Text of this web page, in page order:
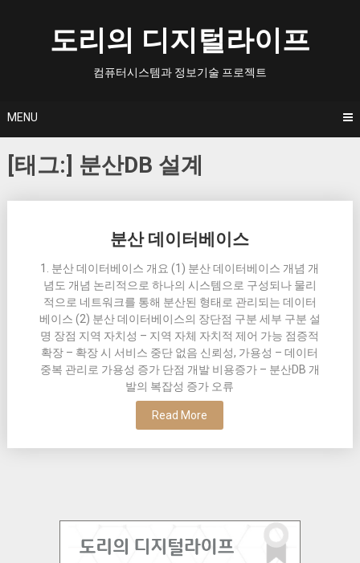
도리의 디지털라이프
컴퓨터시스템과 정보기술 프로젝트
MENU
[태그:] 분산DB 설계
분산 데이터베이스
1. 분산 데이터베이스 개요 (1) 분산 데이터베이스 개념 개
념도 개념 논리적으로 하나의 시스템으로 구성되나 물리
적으로 네트워크를 통해 분산된 형태로 관리되는 데이터
베이스 (2) 분산 데이터베이스의 장단점 구분 세부 구분 설
명 장점 지역 자치성 – 지역 자체 자치적 제어 가능 점증적
확장 – 확장 시 서비스 중단 없음 신뢰성, 가용성 – 데이터
중복 관리로 가용성 증가 단점 개발 비용증가 – 분산DB 개
발의 복잡성 증가 오류
Read More